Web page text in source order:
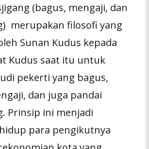
(bagus, mengaji, dan
merupakan filosofi yang
Sunan Kudus kepada
Kudus saat itu untuk
pekerti yang bagus,
dan juga pandai
Prinsip ini menjadi
para pengikutnya